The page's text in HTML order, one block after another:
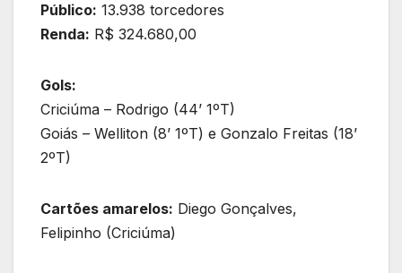
Público: 13.938 torcedores
Renda: R$ 324.680,00
Gols:
Criciúma – Rodrigo (44’ 1ºT)
Goiás – Welliton (8’ 1ºT) e Gonzalo Freitas (18’
2ºT)
Cartões amarelos: Diego Gonçalves,
Felipinho (Criciúma)